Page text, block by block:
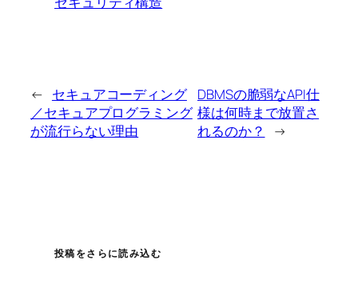
← セキュアコーディング
／セキュアプログラミング
が流行らない理由
DBMSの脆弱なAPI仕
様は何時まで放置さ
れるのか？
→
投稿をさらに読み込む